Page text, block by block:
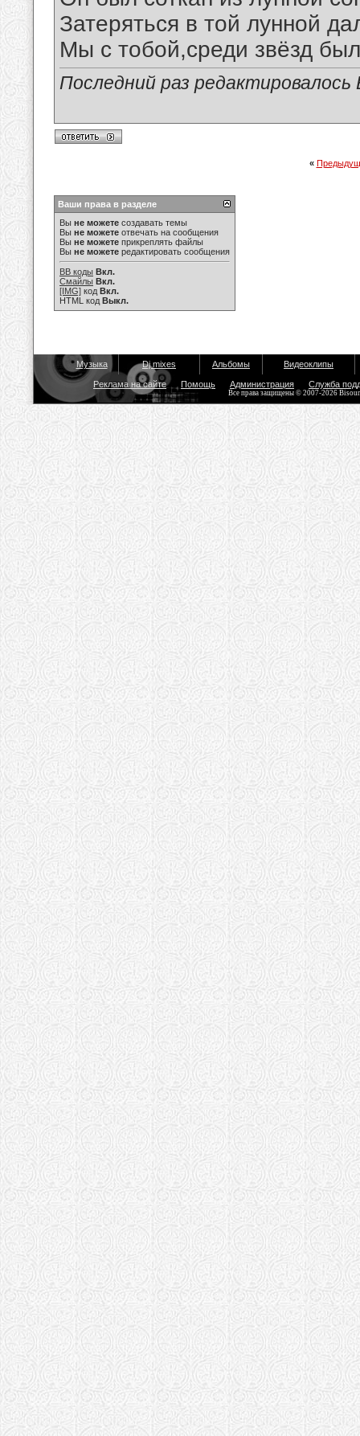
Затеряться в той лунной
Мы с тобой,среди звёзд
Последний раз
«
Ваши права в разделе
Вы не можете создавать темы
Вы не можете отвечать на сообщения
Вы не можете прикреплять файлы
Вы не можете редактировать сообщения
BB коды Вкл.
Смайлы Вкл.
[IMG] код Вкл.
HTML код Выкл.
Музыка Dj mixes Альбомы Видеоклипы
Реклама на сайте Помощь Администрация Служба
Все права защищены © 2007-2026